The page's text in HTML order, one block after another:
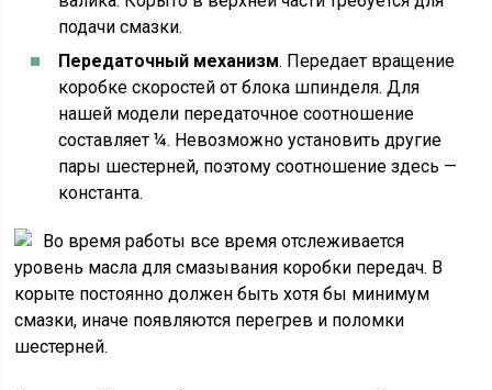
подачи смазки.
Передаточный механизм. Передает вращение
коробке скоростей от блока шпинделя. Для
нашей модели передаточное соотношение
составляет ¼. Невозможно установить другие
пары шестерней, поэтому соотношение здесь —
константа.
Во время работы все время отслеживается
уровень масла для смазывания коробки передач. В
корыте постоянно должен быть хотя бы минимум
смазки, иначе появляются перегрев и поломки
шестерней.